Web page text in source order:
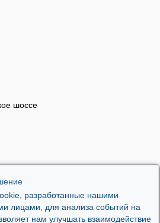
разработанные нашими
лицами, для анализа событий на
нам улучшать взаимодействие
шоссе